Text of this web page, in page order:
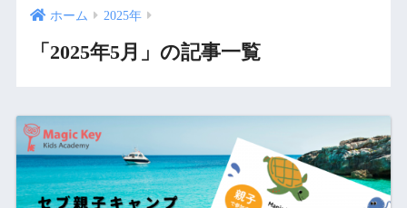
ホーム 2025年
「2025年5月」の記事一覧